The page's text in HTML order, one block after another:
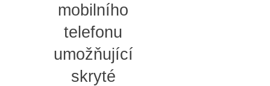
mobilního
telefonu
umožňující
skryté